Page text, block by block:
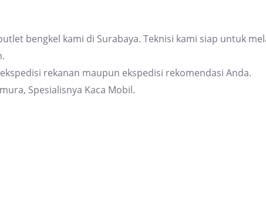
bengkel kami di Surabaya. Teknisi kami siap untuk
rekanan maupun ekspedisi rekomendasi Anda.
Spesialisnya Kaca Mobil.